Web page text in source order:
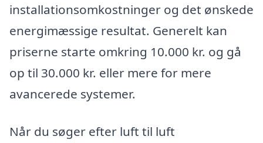
installationsomkostninger og det ønskede
energimæssige resultat. Generelt kan
priserne starte omkring 10.000 kr. og gå
op til 30.000 kr. eller mere for mere
avancerede systemer.
Når du søger efter luft til luft